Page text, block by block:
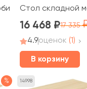
Стол складной
16 468 17 335
4.9оценок (1)
В корзину
% 14998